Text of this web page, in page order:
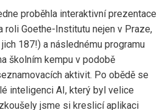
proběhla interaktivní prezentace
roli Goethe-Institutu nejen v Praze,
187!) a následnému programu
školním kempu v podobě
aktivit. Po obědě se
inteligenci AI, který byl velice
jsme si kreslicí aplikaci